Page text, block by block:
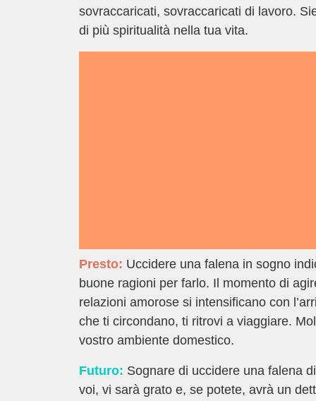
sovraccaricati, sovraccaricati di lavoro.
di più spiritualità nella tua vita.
Presto: Uccidere una falena in sogno
buone ragioni per farlo. Il momento di
relazioni amorose si intensificano con
che ti circondano, ti ritrovi a viaggiare.
vostro ambiente domestico.
Futuro: Sognare di uccidere una falena
voi, vi sarà grato e, se potete, avrà un